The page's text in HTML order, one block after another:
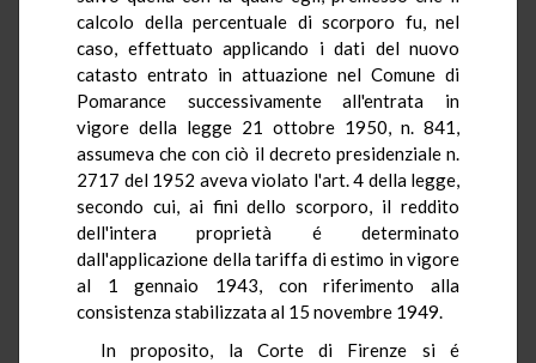
calcolo della percentuale di scorporo fu, nel
caso, effettuato applicando i dati del nuovo
catasto entrato in attuazione nel Comune di
Pomarance successivamente all'entrata in
vigore della legge 21 ottobre 1950, n. 841,
assumeva che con ciò il decreto presidenziale n.
2717 del 1952 aveva violato l'art. 4 della legge,
secondo cui, ai fini dello scorporo, il reddito
dell'intera proprietà é determinato
dall'applicazione della tariffa di estimo in vigore
al 1 gennaio 1943, con riferimento alla
consistenza stabilizzata al 15 novembre 1949.
In proposito, la Corte di Firenze si é